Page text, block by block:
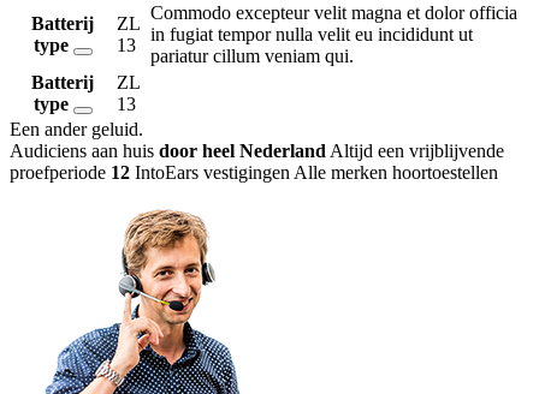
Batterij
type
ZL
13
Commodo excepteur velit magna et dolor officia
in fugiat tempor nulla velit eu incididunt ut
pariatur cillum veniam qui.
Batterij
type
ZL
13
Een ander geluid.
Audiciens aan huis door heel Nederland Altijd een vrijblijvende
proefperiode 12 IntoEars vestigingen Alle merken hoortoestellen